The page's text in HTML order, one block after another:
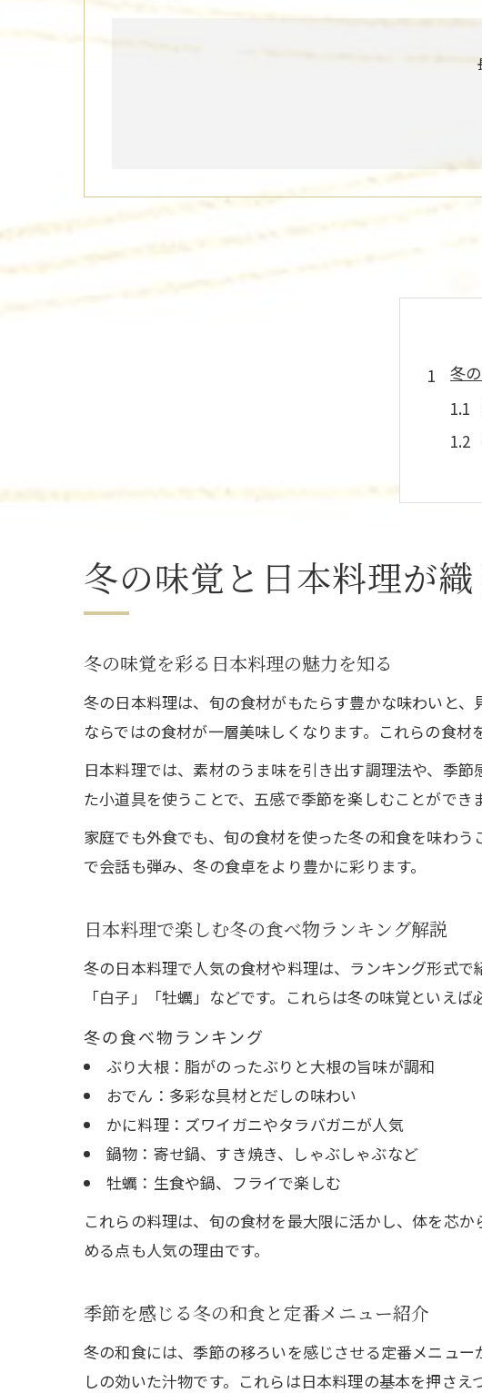
冬
旬
冬
体
こ
冬の味覚と日本料理が
冬の味覚を彩る日本料理の魅力を知る
冬の日本料理は、旬の食材がもたらす豊かな味わいと
ならではの食材が一層美味しくなります。これらの食
日本料理では、素材のうま味を引き出す調理法や、季
た小道具を使うことで、五感で季節を楽しむことができ
家庭でも外食でも、旬の食材を使った冬の和食を味わ
で会話も弾み、冬の食卓をより豊かに彩ります。
日本料理で楽しむ冬の食べ物ランキング解説
冬の日本料理で人気の食材や料理は、ランキング形式
「白子」「牡蠣」などです。これらは冬の味覚といえ
冬の食べ物ランキング
ぶり大根：脂がのったぶりと大根の旨味が調和
おでん：多彩な具材とだしの味わい
かに料理：ズワイガニやタラバガニが人気
鍋物：寄せ鍋、すき焼き、しゃぶしゃぶなど
牡蠣：生食や鍋、フライで楽しむ
これらの料理は、旬の食材を最大限に活かし、体を芯
める点も人気の理由です。
季節を感じる冬の和食と定番メニュー紹介
冬の和食には、季節の移ろいを感じさせる定番メニュ
しの効いた汁物です。これらは日本料理の基本を押さえ